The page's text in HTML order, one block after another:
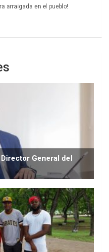
arraigada en el pueblo!